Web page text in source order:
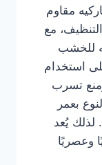
مقاوم
مع
للخشب
استخدام
تسرب
بعمر
لذلك يُعد
وعصريًا